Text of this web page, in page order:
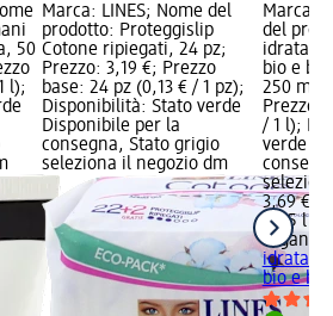
50
l);
Marca: LINES; Nome del
prodotto: Proteggislip
Cotone ripiegati, 24 pz;
Prezzo: 3,19 €; Prezzo
base: 24 pz (0,13 € / 1 pz);
Disponibilità: Stato verde
Disponibile per la
consegna, Stato grigio
seleziona il negozio dm
Marca:
del
bio e
250 ml;
Prezzo
/ 1 l);
verde
3,69 €
0,25 l
organic
bio e